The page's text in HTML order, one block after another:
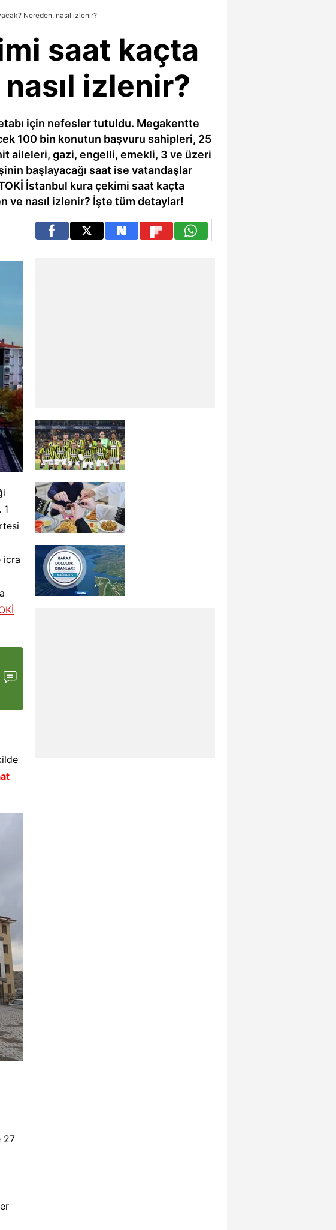
Nereden, nasıl izlenir?
saat kaçta
izlenir?
için nefesler tutuldu. Megakentte
100 bin konutun başvuru sahipleri, 25
aileleri, gazi, engelli, emekli, 3 ve üzeri
başlayacağı saat ise vatandaşlar
İstanbul kura çekimi saat kaçta
ve nasıl izlenir? İşte tüm detaylar!
1
icra
27